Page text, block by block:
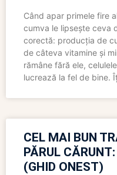
Când apar primele fire
cumva le lipsește ceva
corectă: producția de
de câteva vitamine și
rămâne fără ele,
lucrează la fel de bine.
CEL MAI BUN
PĂRUL
(GHID ONEST)